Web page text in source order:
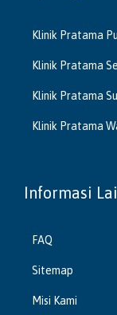
Klinik Pratama
Klinik Pratama
Klinik Pratama
Klinik Pratama
Informasi
FAQ
Sitemap
Misi Kami